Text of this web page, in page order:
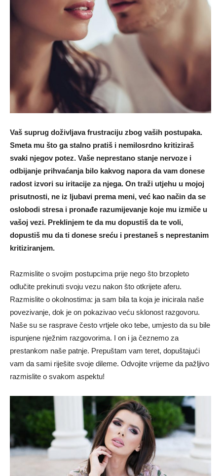
Vaš suprug doživljava frustraciju zbog vaših postupaka.
Smeta mu što ga stalno pratiš i nemilosrdno kritiziraš
svaki njegov potez. Vaše neprestano stanje nervoze i
odbijanje prihvaćanja bilo kakvog napora da vam donese
radost izvori su iritacije za njega. On traži utjehu u mojoj
prisutnosti, ne iz ljubavi prema meni, već kao način da se
oslobodi stresa i pronađe razumijevanje koje mu izmiče u
vašoj vezi. Preklinjem te da mu dopustiš da te voli,
dopustiš mu da ti donese sreću i prestaneš s neprestanim
kritiziranjem.
Razmislite o svojim postupcima prije nego što brzopleto
odlučite prekinuti svoju vezu nakon što otkrijete aferu.
Razmislite o okolnostima: ja sam bila ta koja je inicirala naše
povezivanje, dok je on pokazivao veću sklonost razgovoru.
Naše su se rasprave često vrtjele oko tebe, umjesto da su bile
ispunjene nježnim razgovorima. I on i ja čeznemo za
prestankom naše patnje. Prepuštam vam teret, dopuštajući
vam da sami riješite svoje dileme. Odvojite vrijeme da pažljivo
razmislite o svakom aspektu!